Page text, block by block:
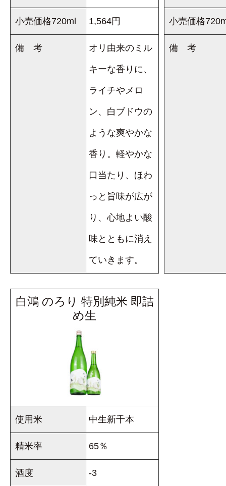
小売価格720ml 1,564円
備 考 オリ由来のミル
キーな香りに、
ライチやメロ
ン、白ブドウの
ような爽やかな
香り。軽やかな
口当たり、ほわ
っと旨味が広が
り、心地よい酸
味とともに消え
ていきます。
小売価格
備 考
白鴻 のろり 特別純米 即詰
め生
使用米 中生新千本
精米率 65％
酒度 -3